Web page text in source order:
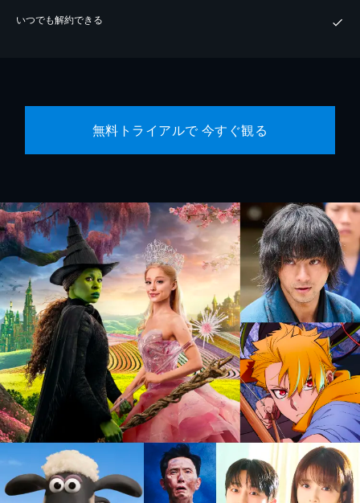
いつでも解約できる
無料トライアルで 今すぐ観る